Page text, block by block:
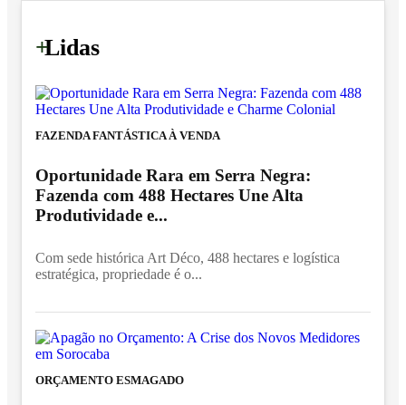
+
Lidas
FAZENDA FANTÁSTICA À VENDA
Oportunidade Rara em Serra Negra:
Fazenda com 488 Hectares Une Alta
Produtividade e...
Com sede histórica Art Déco, 488 hectares e logística
estratégica, propriedade é o...
ORÇAMENTO ESMAGADO